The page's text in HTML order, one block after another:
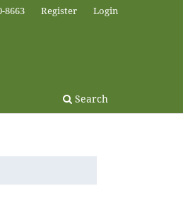
Search
8663 Register Login